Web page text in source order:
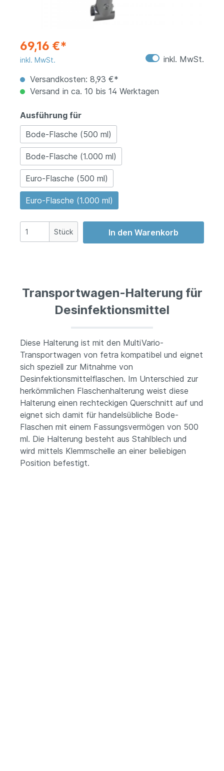
69,16 €*
inkl. MwSt.
inkl. MwSt.
Versandkosten: 8,93 €*
Versand in ca. 10 bis 14 Werktagen
Ausführung für
Bode-Flasche (500 ml)
Bode-Flasche (1.000 ml)
Euro-Flasche (500 ml)
Euro-Flasche (1.000 ml)
Stück In den Warenkorb
Transportwagen-Halterung für
Desinfektionsmittel
Diese Halterung ist mit den MultiVario-
Transportwagen von fetra kompatibel und eignet
sich speziell zur Mitnahme von
Desinfektionsmittelflaschen. Im Unterschied zur
herkömmlichen Flaschenhalterung weist diese
Halterung einen rechteckigen Querschnitt auf und
eignet sich damit für handelsübliche Bode-
Flaschen mit einem Fassungsvermögen von 500
ml. Die Halterung besteht aus Stahlblech und
wird mittels Klemmschelle an einer beliebigen
Position befestigt.